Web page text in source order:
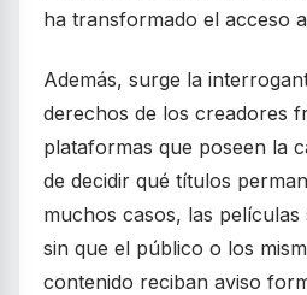
ha transformado el acceso
Además, surge la
derechos de los creadores
plataformas que poseen la
de decidir qué títulos
muchos casos, las
sin que el público o los
contenido reciban aviso